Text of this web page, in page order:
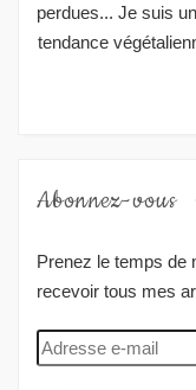
perdues... Je suis
tendance
Abonnez-vous
Prenez le temps de
recevoir tous mes
Adresse
e-